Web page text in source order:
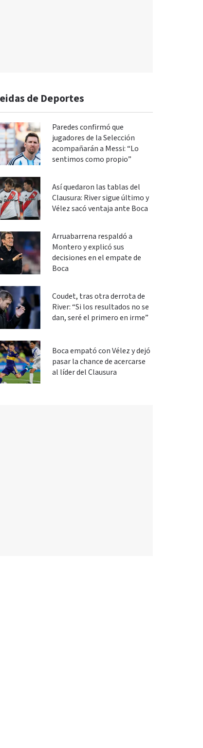
de Deportes
Paredes confirmó que
jugadores de la Selección
acompañarán a Messi: “Lo
sentimos como propio”
Así quedaron las tablas del
Clausura: River sigue último y
Vélez sacó ventaja ante Boca
Arruabarrena respaldó a
Montero y explicó sus
decisiones en el empate de
Boca
Coudet, tras otra derrota de
River: “Si los resultados no se
dan, seré el primero en irme”
Boca empató con Vélez y dejó
pasar la chance de acercarse
al líder del Clausura